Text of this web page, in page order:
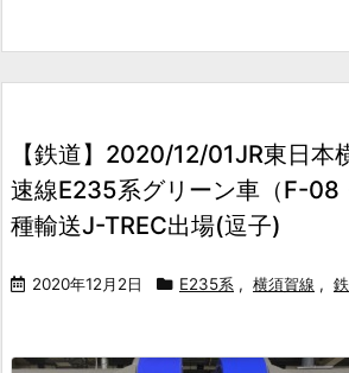
【鉄道】2020/12/01JR東日本
速線E235系グリーン車（F-08
種輸送J-TREC出場(逗子)
2020年12月2日 E235系 , 横須賀線 ,